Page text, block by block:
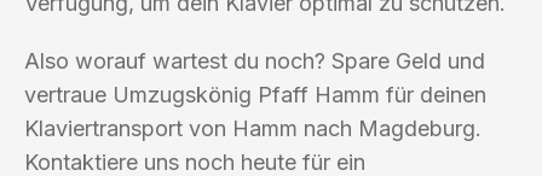
Also worauf wartest du noch? Spare Geld und
vertraue Umzugskönig Pfaff Hamm für deinen
Klaviertransport von Hamm nach Magdeburg.
Kontaktiere uns noch heute für ein